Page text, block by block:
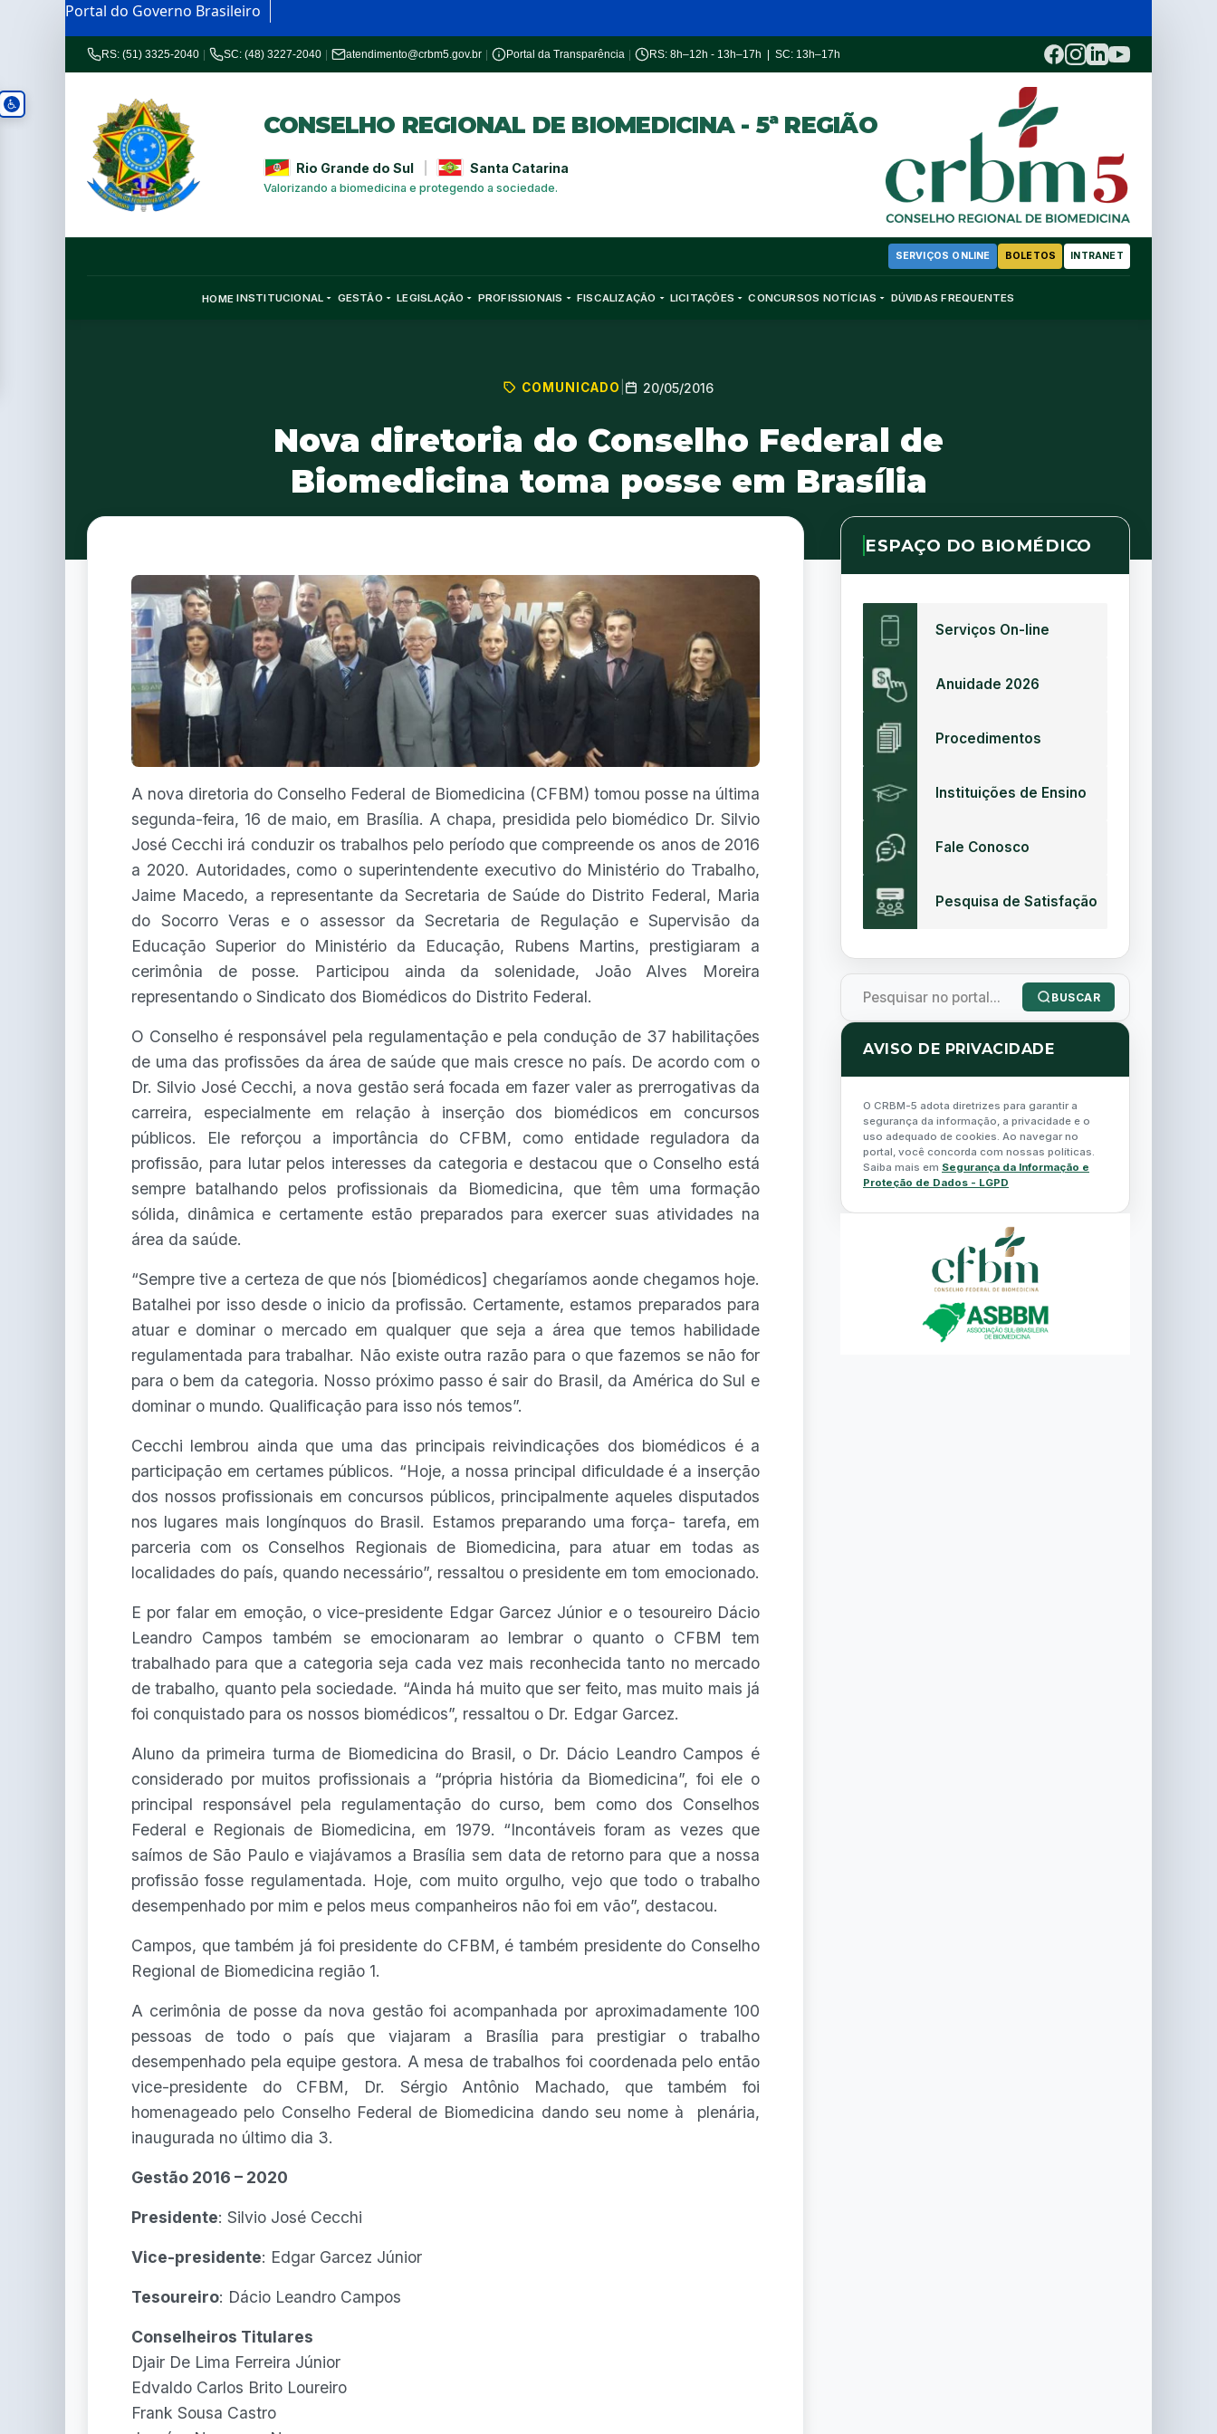
Portal do Governo Brasileiro
RS: (51) 3325-2040 | SC: (48) 3227-2040 | atendimento@crbm5.gov.br | Portal da Transparência | RS: 8h–12h - 13h–17h | SC: 13h–17h
CONSELHO REGIONAL DE BIOMEDICINA - 5ª REGIÃO
Rio Grande do Sul Santa Catarina
Valorizando a biomedicina e protegendo a sociedade.
SERVIÇOS ONLINE BOLETOS INTRANET
HOME INSTITUCIONAL GESTÃO LEGISLAÇÃO PROFISSIONAIS FISCALIZAÇÃO LICITAÇÕES CONCURSOS NOTÍCIAS DÚVIDAS FREQUENTES
COMUNICADO 20/05/2016
Nova diretoria do Conselho Federal de
Biomedicina toma posse em Brasília
A nova diretoria do Conselho Federal de Biomedicina (CFBM) tomou posse na última
segunda-feira, 16 de maio, em Brasília. A chapa, presidida pelo biomédico Dr. Silvio
José Cecchi irá conduzir os trabalhos pelo período que compreende os anos de 2016
a 2020. Autoridades, como o superintendente executivo do Ministério do Trabalho,
Jaime Macedo, a representante da Secretaria de Saúde do Distrito Federal, Maria
do Socorro Veras e o assessor da Secretaria de Regulação e Supervisão da
Educação Superior do Ministério da Educação, Rubens Martins, prestigiaram a
cerimônia de posse. Participou ainda da solenidade, João Alves Moreira
representando o Sindicato dos Biomédicos do Distrito Federal.
O Conselho é responsável pela regulamentação e pela condução de 37 habilitações
de uma das profissões da área de saúde que mais cresce no país. De acordo com o
Dr. Silvio José Cecchi, a nova gestão será focada em fazer valer as prerrogativas da
carreira, especialmente em relação à inserção dos biomédicos em concursos
públicos. Ele reforçou a importância do CFBM, como entidade reguladora da
profissão, para lutar pelos interesses da categoria e destacou que o Conselho está
sempre batalhando pelos profissionais da Biomedicina, que têm uma formação
sólida, dinâmica e certamente estão preparados para exercer suas atividades na
área da saúde.
“Sempre tive a certeza de que nós [biomédicos] chegaríamos aonde chegamos hoje.
Batalhei por isso desde o inicio da profissão. Certamente, estamos preparados para
atuar e dominar o mercado em qualquer que seja a área que temos habilidade
regulamentada para trabalhar. Não existe outra razão para o que fazemos se não for
para o bem da categoria. Nosso próximo passo é sair do Brasil, da América do Sul e
dominar o mundo. Qualificação para isso nós temos”.
Cecchi lembrou ainda que uma das principais reivindicações dos biomédicos é a
participação em certames públicos. “Hoje, a nossa principal dificuldade é a inserção
dos nossos profissionais em concursos públicos, principalmente aqueles disputados
nos lugares mais longínquos do Brasil. Estamos preparando uma força- tarefa, em
parceria com os Conselhos Regionais de Biomedicina, para atuar em todas as
localidades do país, quando necessário”, ressaltou o presidente em tom emocionado.
E por falar em emoção, o vice-presidente Edgar Garcez Júnior e o tesoureiro Dácio
Leandro Campos também se emocionaram ao lembrar o quanto o CFBM tem
trabalhado para que a categoria seja cada vez mais reconhecida tanto no mercado
de trabalho, quanto pela sociedade. “Ainda há muito que ser feito, mas muito mais já
foi conquistado para os nossos biomédicos”, ressaltou o Dr. Edgar Garcez.
Aluno da primeira turma de Biomedicina do Brasil, o Dr. Dácio Leandro Campos é
considerado por muitos profissionais a “própria história da Biomedicina”, foi ele o
principal responsável pela regulamentação do curso, bem como dos Conselhos
Federal e Regionais de Biomedicina, em 1979. “Incontáveis foram as vezes que
saímos de São Paulo e viajávamos a Brasília sem data de retorno para que a nossa
profissão fosse regulamentada. Hoje, com muito orgulho, vejo que todo o trabalho
desempenhado por mim e pelos meus companheiros não foi em vão”, destacou.
Campos, que também já foi presidente do CFBM, é também presidente do Conselho
Regional de Biomedicina região 1.
A cerimônia de posse da nova gestão foi acompanhada por aproximadamente 100
pessoas de todo o país que viajaram a Brasília para prestigiar o trabalho
desempenhado pela equipe gestora. A mesa de trabalhos foi coordenada pelo então
vice-presidente do CFBM, Dr. Sérgio Antônio Machado, que também foi
homenageado pelo Conselho Federal de Biomedicina dando seu nome à plenária,
inaugurada no último dia 3.
Gestão 2016 – 2020
Presidente: Silvio José Cecchi
Vice-presidente: Edgar Garcez Júnior
Tesoureiro: Dácio Leandro Campos
Conselheiros Titulares
Djair De Lima Ferreira Júnior
Edvaldo Carlos Brito Loureiro
Frank Sousa Castro
ESPAÇO DO BIOMÉDICO
Serviços On-line
Anuidade 2026
Procedimentos
Instituições de Ensino
Fale Conosco
Pesquisa de Satisfação
BUSCAR
AVISO DE PRIVACIDADE
O CRBM-5 adota diretrizes para garantir a
segurança da informação, a privacidade e o
uso adequado de cookies. Ao navegar no
portal, você concorda com nossas políticas.
Saiba mais em Segurança da Informação e
Proteção de Dados - LGPD